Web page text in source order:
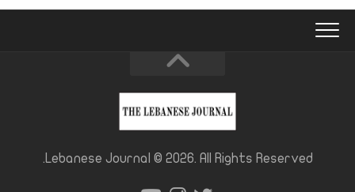
Lebanese Journal © 2026. All Rights Reserved.